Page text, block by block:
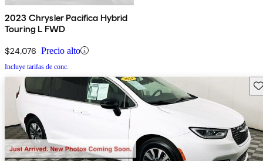
2023 Chrysler Pacifica Hybrid
Touring L FWD
$24,076 Precio alto
Incluye tarifas de conc.